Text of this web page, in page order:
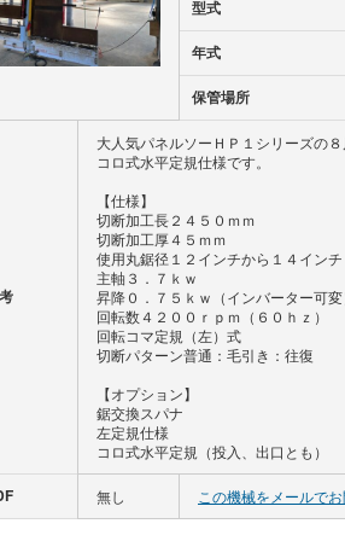
型式
年式
保管場所
大人気パネルソーＨＰ１シリーズの８
コロ式水平定規仕様です。
【仕様】
切断加工長２４５０ｍｍ
切断加工厚４５ｍｍ
使用丸鋸径１２インチから１４インチ
主軸３．７ｋｗ
昇降０．７５ｋｗ（インバーター可変
回転数４２００ｒｐｍ（６０ｈｚ）
回転コマ定規（左）式
切断パターン普通：毛引き：往復
【オプション】
鋸交換スパナ
左定規仕様
コロ式水平定規（投入、出口とも）
無し この機械をメールで